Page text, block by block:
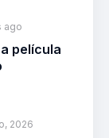
ago
película
2026